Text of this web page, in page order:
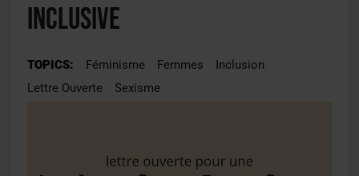
inclusive
TOPICS: Féminisme Femmes
Inclusion
Lettre Ouverte
Sexisme